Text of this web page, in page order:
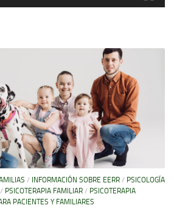
/ INFORMACIÓN SOBRE EERR / PSICOLOGÍA
/ PSICOTERAPIA FAMILIAR / PSICOTERAPIA
PACIENTES Y FAMILIARES